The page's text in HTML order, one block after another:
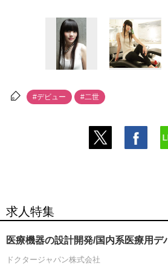
#デビュー #二世
求人特集
医療機器の設計開発/国内系医療用デ
ドクタージャパン株式会社